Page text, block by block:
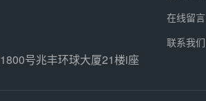
号兆丰环球大厦21楼i座
在线留言
联系我们